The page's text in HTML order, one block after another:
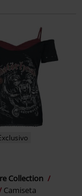
Collection
Camiseta